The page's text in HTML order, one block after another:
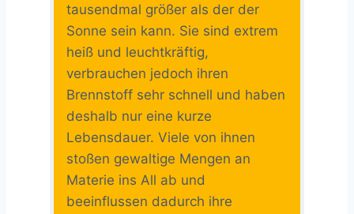
tausendmal größer als der der
Sonne sein kann. Sie sind extrem
heiß und leuchtkräftig,
verbrauchen jedoch ihren
Brennstoff sehr schnell und haben
deshalb nur eine kurze
Lebensdauer. Viele von ihnen
stoßen gewaltige Mengen an
Materie ins All ab und
beeinflussen dadurch ihre